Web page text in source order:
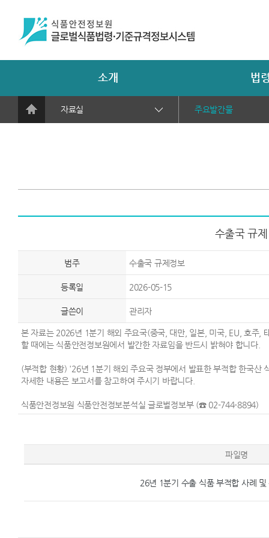
소개 법
자료실 주요발간물
수출국 규
범주 수출국 규제정보
등록일 2026-05-15
글쓴이 관리자
본 자료는 2026년 1분기 해외 주요국(중국, 대만, 일본, 미국, EU, 호주,
할 때에는 식품안전정보원에서 발간한 자료임을 반드시 밝혀야 합니다.
(부적합 현황) '26년 1분기 해외 주요국 정부에서 발표한 부적합 한국
자세한 내용은 보고서를 참고하여 주시기 바랍니다.
식품안전정보원 식품안전정보분석실 글로벌정보부 (☎ 02-744-8894)
파일명
26년 1분기 수출 식품 부적합 사례